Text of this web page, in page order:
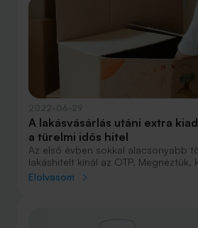
A lakásvásárlás utáni extra
a türelmi idős hitel
Az első évben sokkal alacsonyabb
lakáshitelt kínál az OTP. Megnéztük,
igazán jók a türelmi idős kölcsönök,
Elolvasom